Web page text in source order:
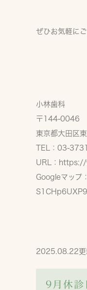
ぜひお気軽に
小林歯科
〒144-0046
東京都大田区
TEL：03-
URL： https://
Googleマップ：
2025.08.22更
9月休診